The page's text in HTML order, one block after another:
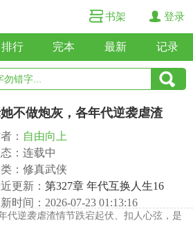
书架 登录
排行 完本 最新 记录
不做炮灰，各年代逆袭虐渣
： 自由向上
：连载中
：修真武侠
更新： 第327章 年代互换人生16
时间：2026-07-23 01:13:16
代逆袭虐渣情节跌宕起伏、扣人心弦，是